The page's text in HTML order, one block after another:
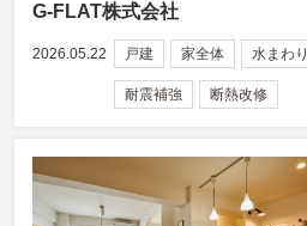
G-FLAT株式会社
2026.05.22 戸建 家全体 水まわり
耐震補強 断熱改修